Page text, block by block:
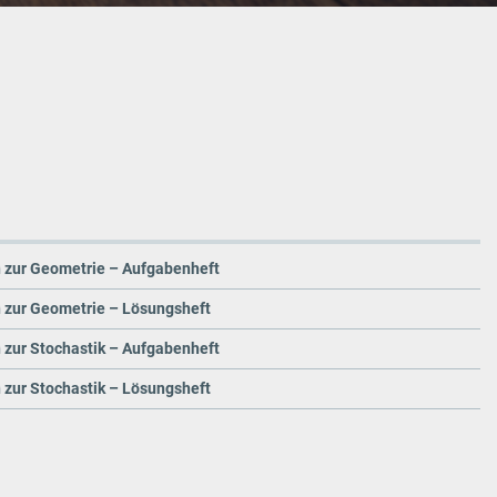
Geometrie – Aufgabenheft
Geometrie – Lösungsheft
Stochastik – Aufgabenheft
Stochastik – Lösungsheft